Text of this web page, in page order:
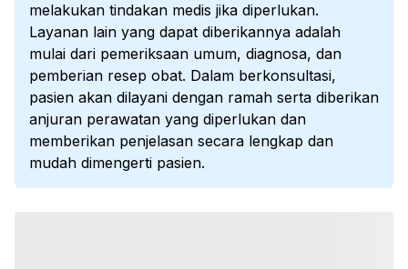
melakukan tindakan medis jika diperlukan.
Layanan lain yang dapat diberikannya adalah
mulai dari pemeriksaan umum, diagnosa, dan
pemberian resep obat. Dalam berkonsultasi,
pasien akan dilayani dengan ramah serta diberikan
anjuran perawatan yang diperlukan dan
memberikan penjelasan secara lengkap dan
mudah dimengerti pasien.